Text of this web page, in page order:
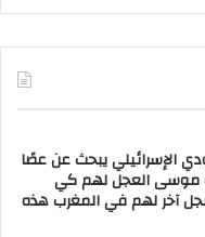
الإسرائيلي يبحث عن عصًا
موسى العجل لهم كي
آخر لهم في المغرب هذه